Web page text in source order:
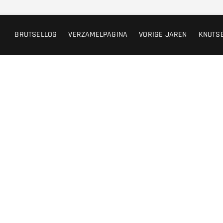
BRUTSELLOG VERZAMELPAGINA VORIGE JAREN